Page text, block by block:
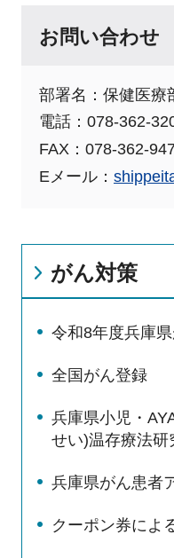
お問い合わせ
部署名：保健医療
電話：078-362-
FAX：078-362-
Eメール：
がん対策
令和8年度兵庫
全国がん登録
兵庫県小児・
せい)温存療法研
兵庫県がん患者
クーポン券によ